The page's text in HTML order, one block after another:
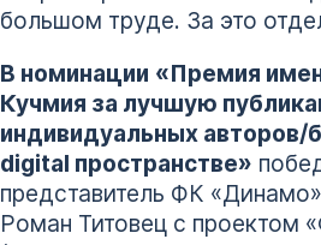
большом труде. За это
В номинации «Премия
Кучмия за лучшую
индивидуальных авторов/
digital пространстве»
представитель ФК
Роман Титовец с проектом